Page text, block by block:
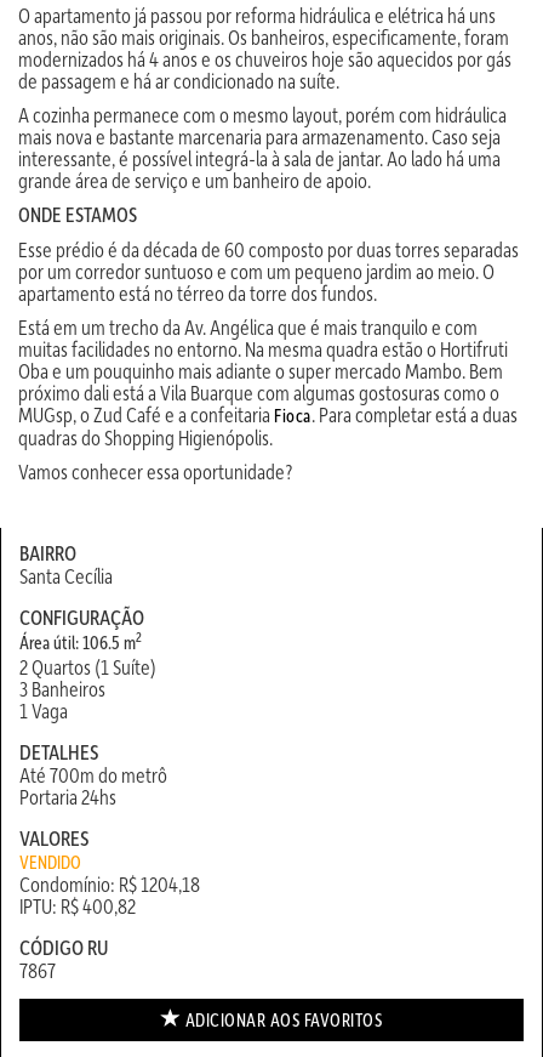
O apartamento já passou por reforma hidráulica e elétrica há uns
anos, não são mais originais. Os banheiros, especificamente, foram
modernizados há 4 anos e os chuveiros hoje são aquecidos por gás
de passagem e há ar condicionado na suíte.
A cozinha permanece com o mesmo layout, porém com hidráulica
mais nova e bastante marcenaria para armazenamento. Caso seja
interessante, é possível integrá-la à sala de jantar. Ao lado há uma
grande área de serviço e um banheiro de apoio.
ONDE ESTAMOS
Esse prédio é da década de 60 composto por duas torres separadas
por um corredor suntuoso e com um pequeno jardim ao meio. O
apartamento está no térreo da torre dos fundos.
Está em um trecho da Av. Angélica que é mais tranquilo e com
muitas facilidades no entorno. Na mesma quadra estão o Hortifruti
Oba e um pouquinho mais adiante o super mercado Mambo. Bem
próximo dali está a Vila Buarque com algumas gostosuras como o
MUGsp, o Zud Café e a confeitaria Fioca. Para completar está a duas
quadras do Shopping Higienópolis.
Vamos conhecer essa oportunidade?
BAIRRO
Santa Cecília
CONFIGURAÇÃO
Área útil: 106.5 m2
2 Quartos (1 Suíte)
3 Banheiros
1 Vaga
DETALHES
Até 700m do metrô
Portaria 24hs
VALORES
VENDIDO
Condomínio: R$ 1204,18
IPTU: R$ 400,82
CÓDIGO RU
7867
ADICIONAR AOS FAVORITOS